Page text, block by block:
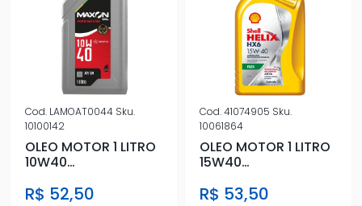
Cod. LAMOAT0044 Sku.
10100142
OLEO MOTOR 1 LITRO
10W40
R$ 52,50
Cod.41074905 Sku.
10061864
OLEO MOTOR 1 LITRO
15W40
R$ 53,50